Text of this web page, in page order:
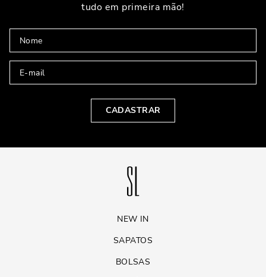
tudo em primeira mão!
CADASTRAR
NEW IN
SAPATOS
BOLSAS